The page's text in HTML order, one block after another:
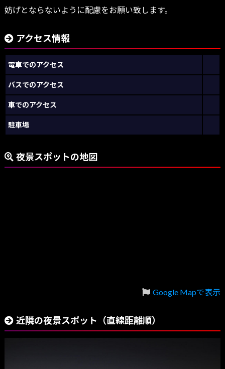
妨げとならないように配慮をお願い致します。
アクセス情報
電車でのアクセス
バスでのアクセス
車でのアクセス
駐車場
夜景スポットの地図
Google Mapで表示
近隣の夜景スポット（直線距離順）